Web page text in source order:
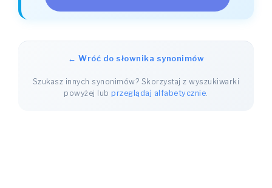
← Wróć do słownika synonimów
Szukasz innych synonimów? Skorzystaj z wyszukiwarki
powyżej lubprzeglądaj alfabetycznie